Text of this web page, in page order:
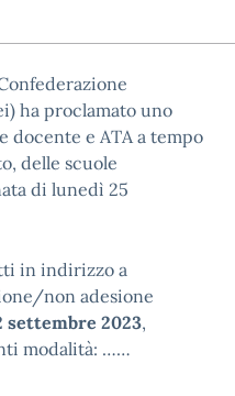
ha proclamato uno
docente e ATA a tempo
delle scuole
di lunedì 25
in indirizzo a
non adesione
settembre 2023,
modalità: ……